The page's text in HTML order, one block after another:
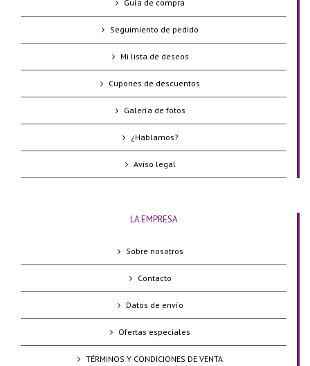
Guía de compra
Seguimiento de pedido
Mi lista de deseos
Cupones de descuentos
Galería de fotos
¿Hablamos?
Aviso legal
LA EMPRESA
Sobre nosotros
Contacto
Datos de envío
Ofertas especiales
TÉRMINOS Y CONDICIONES DE VENTA